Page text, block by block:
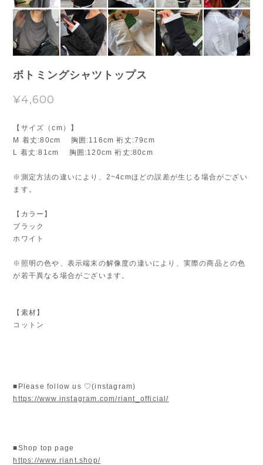
ボトミングシャツトップス
¥4,600
【サイズ（cm）】
M 着丈:80cm 胸囲:116cm 裄丈:79cm
L 着丈:81cm 胸囲:120cm 裄丈:80cm
※測定方法の違いにより、2~4cmほどの誤差が生じる場合がござい
ます。
【カラー】
ブラック
ホワイト
※照明の色や、表示端末の解像度の違いにより、実際の商品との色
が若干異なる場合がございます。
【素材】
コットン
■Please follow us ♡(instagram)
https://www.instagram.com/riant_official/
■Shop top page
https://www.riant.shop/